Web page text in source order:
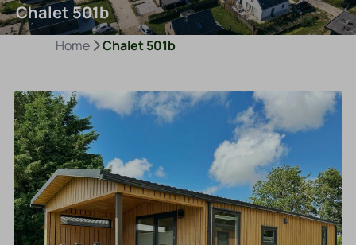
Chalet 501b
Home Chalet 501b